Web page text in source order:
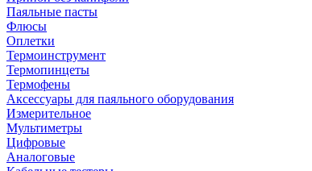
Паяльные пасты
Флюсы
Оплетки
Термоинструмент
Термопинцеты
Термофены
Аксессуары для паяльного оборудования
Измерительное
Мультиметры
Цифровые
Аналоговые